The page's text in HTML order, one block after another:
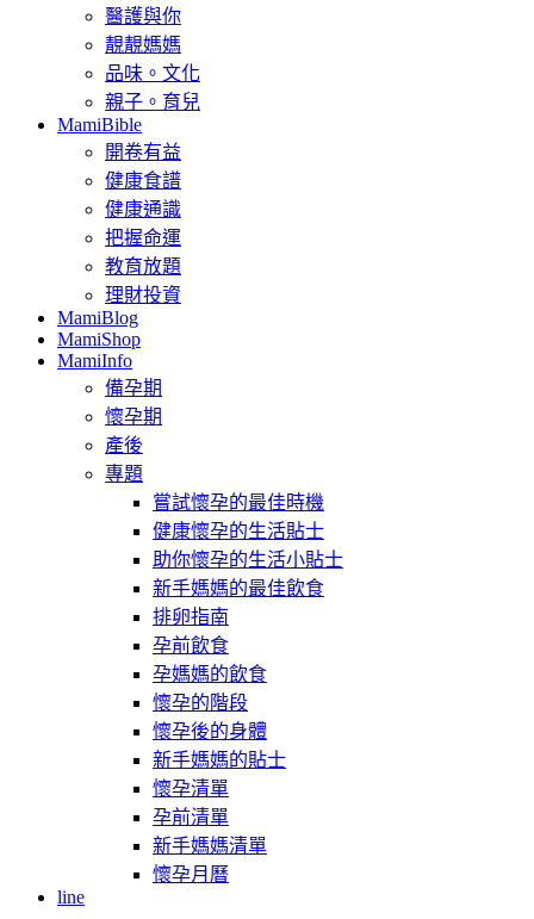
醫護與你
靚靚媽媽
品味。文化
親子。育兒
MamiBible
開卷有益
健康食譜
健康通識
把握命運
教育放題
理財投資
MamiBlog
MamiShop
MamiInfo
備孕期
懷孕期
產後
專題
嘗試懷孕的最佳時機
健康懷孕的生活貼士
助你懷孕的生活小貼士
新手媽媽的最佳飲食
排卵指南
孕前飲食
孕媽媽的飲食
懷孕的階段
懷孕後的身體
新手媽媽的貼士
懷孕清單
孕前清單
新手媽媽清單
懷孕月曆
line